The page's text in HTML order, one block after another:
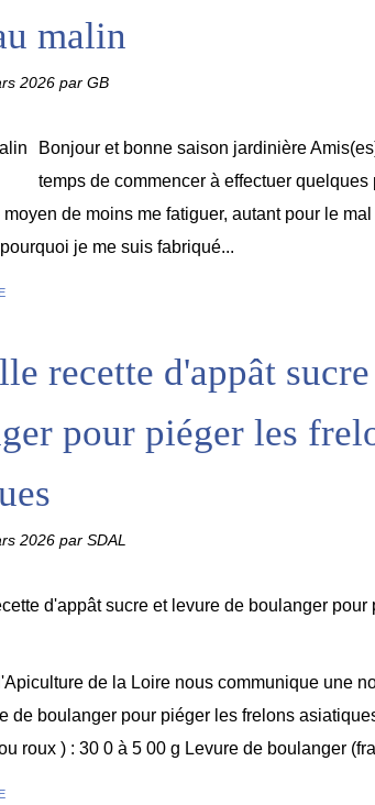
malin
2026 par GB
Bonjour et bonne saison jardinière
temps de commencer à effectuer
de moins me fatiguer, autant pour le
je me suis fabriqué...
recette d'appât
pour piéger les
2026 par SDAL
de la Loire nous communique une
de boulanger pour piéger les frelons
roux ) : 30 0 à 5 00 g Levure de boulanger